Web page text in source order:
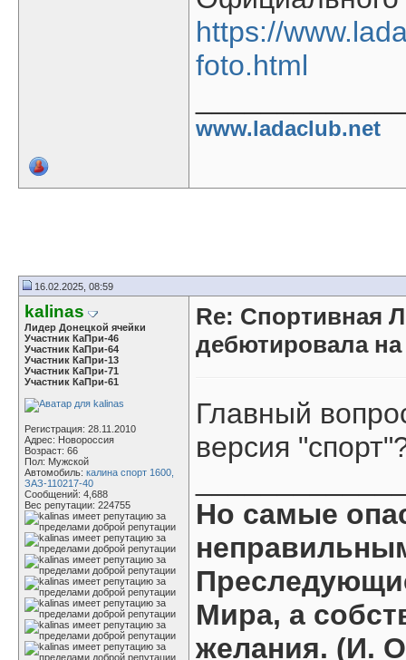
https://
foto.html
www.ladaclub.net
16.02.2025, 08:59
kalinas
Лидер Донецкой ячейки
Участник КаПри-46
Участник КаПри-64
Участник КаПри-13
Участник КаПри-71
Участник КаПри-61
Регистрация: 28.11.2010
Адрес: Новороссия
Возраст: 66
Пол: Мужской
Автомобиль: калина спорт 1600,
ЗАЗ-110217-40
Сообщений: 4,688
Вес репутации: 224755
Re: Спортивная
дебютировала
Главный
версия
Но самые
Мира, а
желания. (И.